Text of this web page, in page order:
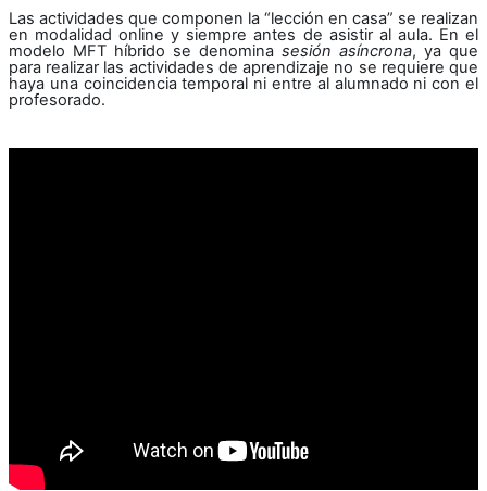
Las actividades que componen la “lección en casa” se realizan
en modalidad online y siempre antes de asistir al aula. En el
modelo MFT híbrido se denomina sesión asíncrona, ya que
para realizar las actividades de aprendizaje no se requiere que
haya una coincidencia temporal ni entre al alumnado ni con el
profesorado.